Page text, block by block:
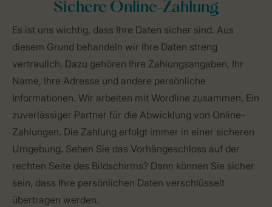
Sichere Online-Zahlung
Es ist uns wichtig, dass Ihre Daten sicher sind. Aus
diesem Grund behandeln wir Ihre Daten streng
vertraulich. Dazu gehören Ihre Zahlungsangaben, Ihr
Name, Ihre Adresse und andere persönliche
Informationen. Wir arbeiten mit Wordline zusammen. Ein
zuverlässiger Partner für die Abwicklung von Online-
Zahlungen. Die Zahlung erfolgt immer in einer sicheren
Umgebung. Sehen Sie das Vorhängeschloss auf der
rechten Seite des Bildschirms? Dann können Sie sicher
sein, dass Ihre persönlichen Daten verschlüsselt
übertragen werden.